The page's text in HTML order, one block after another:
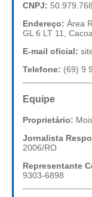
CNPJ:
Endereço: Área
GL 6 LT 11,
E-mail oficial:
Telefone: (69) 9
Equipe
Proprietário:
Jornalista
2006/RO
Representante
9303-6898